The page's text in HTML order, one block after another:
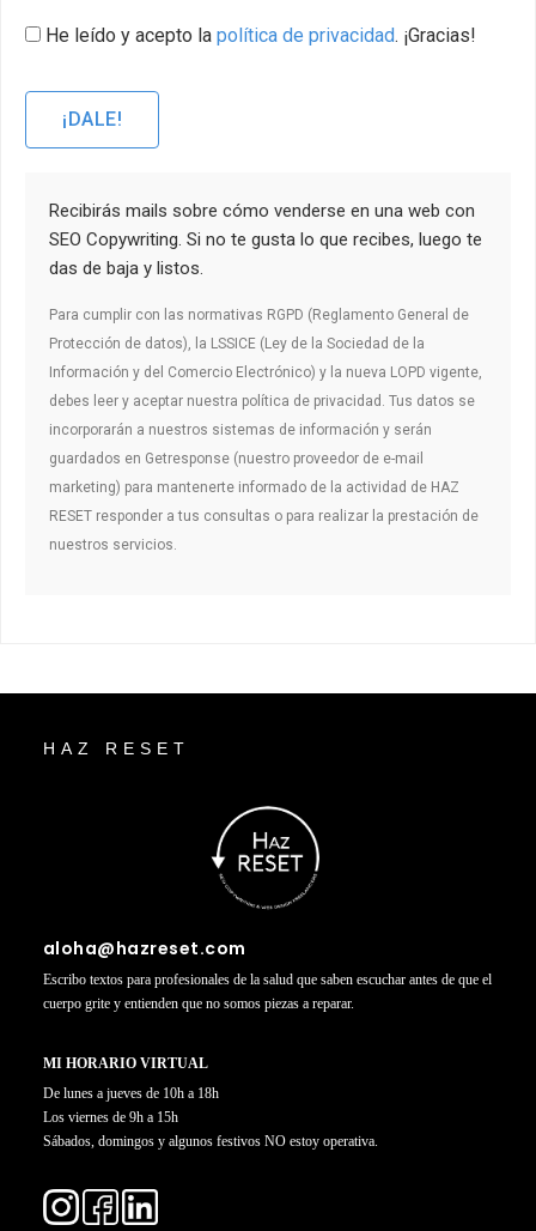
He leído y acepto la política de privacidad. ¡Gracias!
¡DALE!
Recibirás mails sobre cómo venderse en una web con
SEO Copywriting. Si no te gusta lo que recibes, luego te
das de baja y listos.
Para cumplir con las normativas RGPD (Reglamento General de
Protección de datos), la LSSICE (Ley de la Sociedad de la
Información y del Comercio Electrónico) y la nueva LOPD vigente,
debes leer y aceptar nuestra política de privacidad. Tus datos se
incorporarán a nuestros sistemas de información y serán
guardados en Getresponse (nuestro proveedor de e-mail
marketing) para mantenerte informado de la actividad de HAZ
RESET responder a tus consultas o para realizar la prestación de
nuestros servicios.
HAZ RESET
aloha@hazreset.com
Escribo textos para profesionales de la salud que saben escuchar antes de que el
cuerpo grite y entienden que no somos piezas a reparar.
MI HORARIO VIRTUAL
De lunes a jueves de 10h a 18h
Los viernes de 9h a 15h
Sábados, domingos y algunos festivos NO estoy operativa.